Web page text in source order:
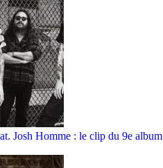
Josh Homme : le clip du 9e album